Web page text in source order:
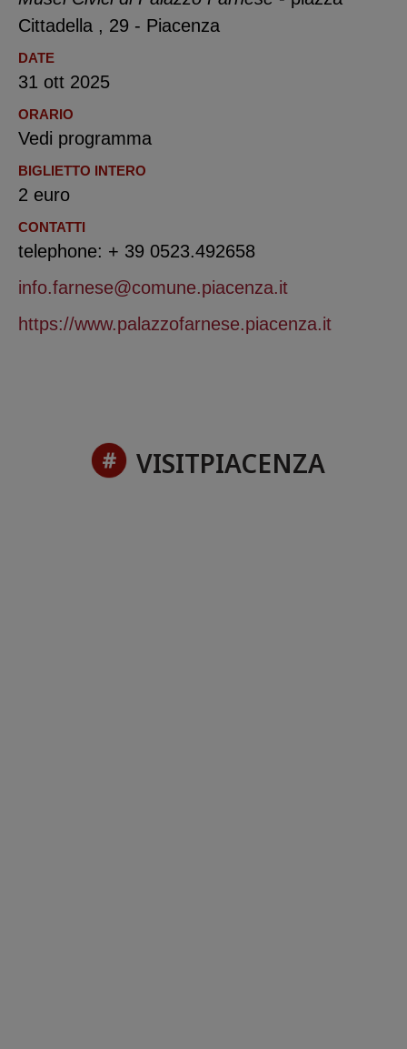
Cittadella , 29 - Piacenza
DATE
31 ott 2025
ORARIO
Vedi programma
BIGLIETTO INTERO
2 euro
CONTATTI
telephone: + 39 0523.492658
info.farnese@comune.piacenza.it
https://www.palazzofarnese.piacenza.it
VISITPIACENZA